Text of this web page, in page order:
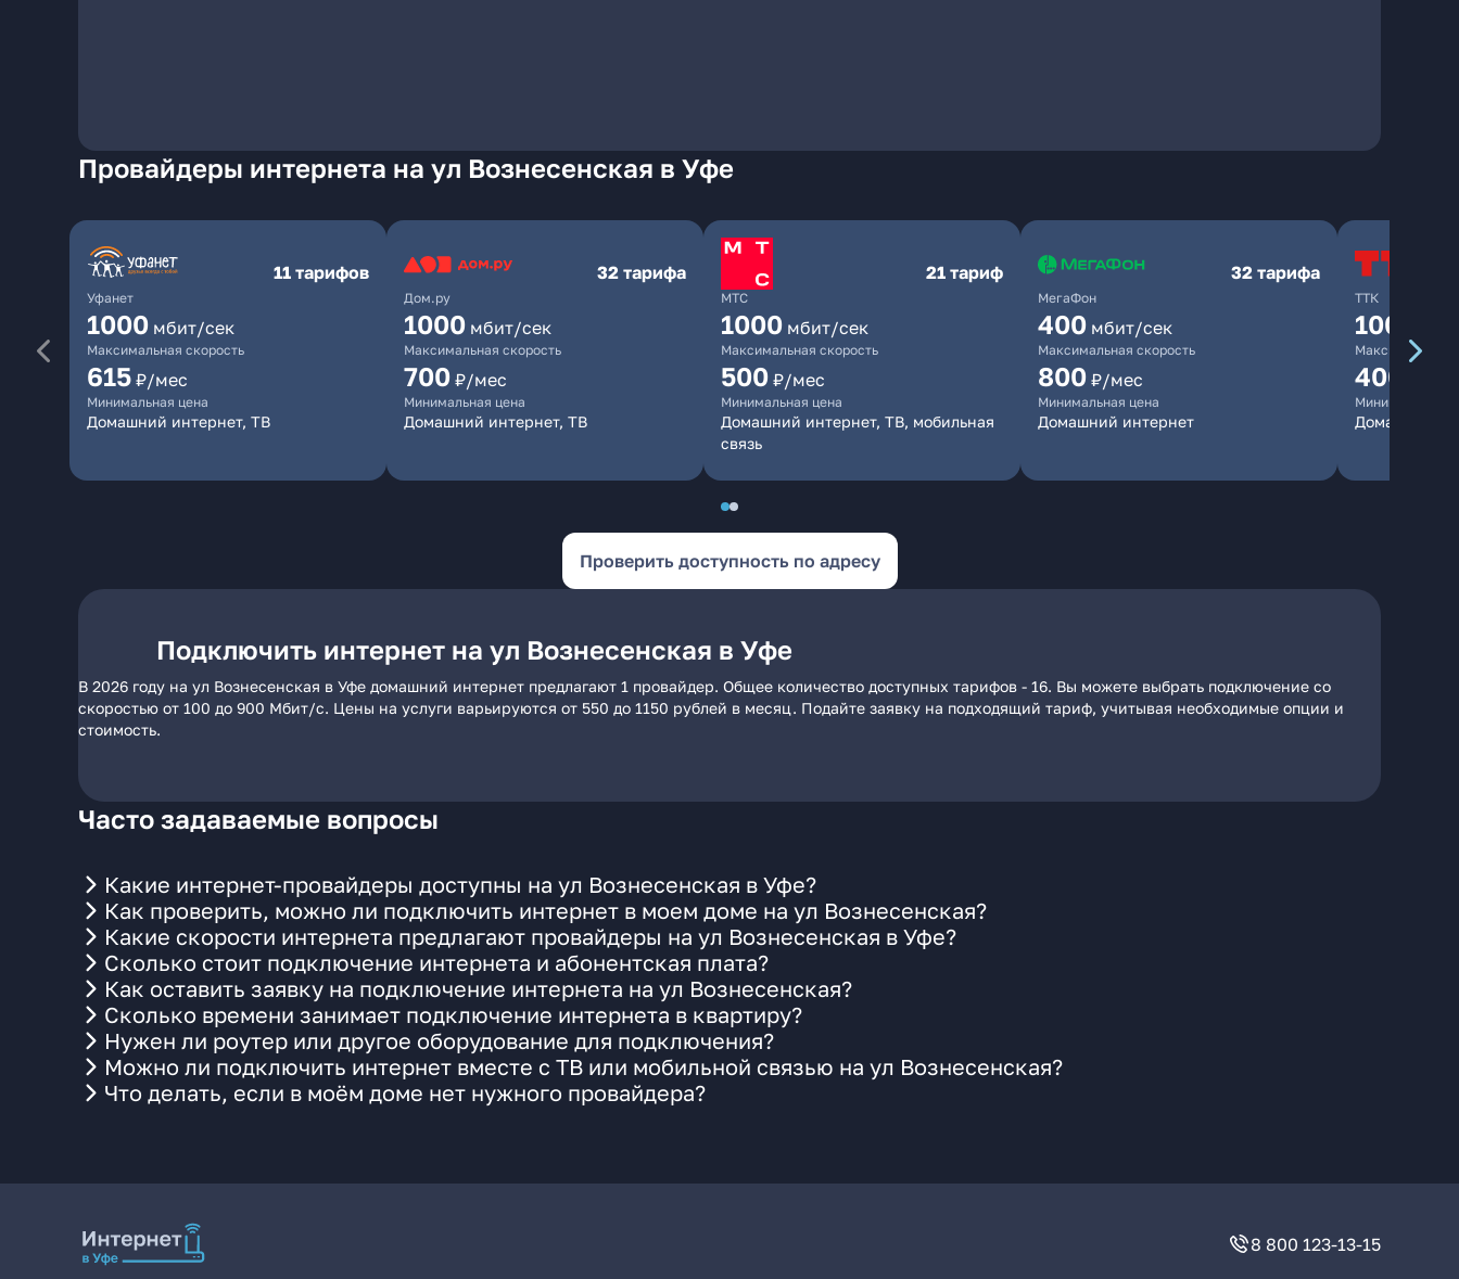
Провайдеры интернета на ул Вознесенская в Уфе
Уфанет
11 тарифов
1000 мбит/сек
Максимальная скорость
615 ₽/мес
Минимальная цена
Домашний интернет, ТВ
Дом.ру
32 тарифа
1000 мбит/сек
Максимальная скорость
700 ₽/мес
Минимальная цена
Домашний интернет, ТВ
МТС
21 тариф
1000 мбит/сек
Максимальная скорость
500 ₽/мес
Минимальная цена
Домашний интернет, ТВ, мобильная
связь
МегаФон
32 тарифа
400 мбит/сек
Максимальная скорость
800 ₽/мес
Минимальная цена
Домашний интернет
ТТК
100
Максимальная
400
Минимальная
Домашний
Проверить доступность по адресу
Подключить интернет на ул Вознесенская в Уфе
В 2026 году на ул Вознесенская в Уфе домашний интернет предлагают 1 провайдер. Общее количество доступных тарифов - 16. Вы можете выбрать подключение со
скоростью от 100 до 900 Мбит/с. Цены на услуги варьируются от 550 до 1150 рублей в месяц. Подайте заявку на подходящий тариф, учитывая необходимые опции и
стоимость.
Часто задаваемые вопросы
Какие интернет-провайдеры доступны на ул Вознесенская в Уфе?
Как проверить, можно ли подключить интернет в моем доме на ул Вознесенская?
Какие скорости интернета предлагают провайдеры на ул Вознесенская в Уфе?
Сколько стоит подключение интернета и абонентская плата?
Как оставить заявку на подключение интернета на ул Вознесенская?
Сколько времени занимает подключение интернета в квартиру?
Нужен ли роутер или другое оборудование для подключения?
Можно ли подключить интернет вместе с ТВ или мобильной связью на ул Вознесенская?
Что делать, если в моём доме нет нужного провайдера?
8 800 123-13-15